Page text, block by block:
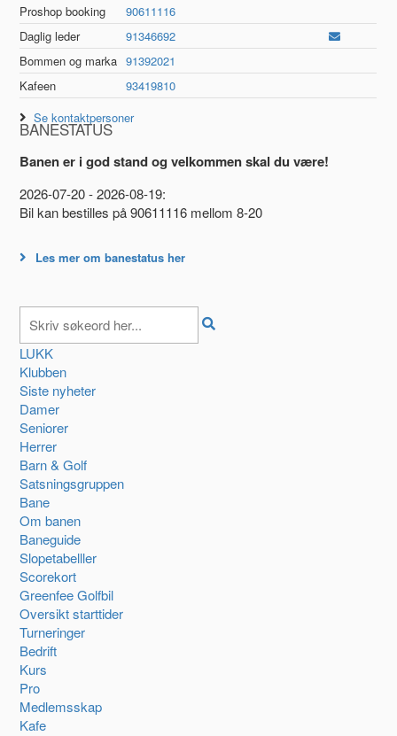
Proshop booking
90611116
Daglig leder
91346692
Bommen og marka 91392021
Kafeen
93419810
Se kontaktpersoner
BANESTATUS
Banen er i god stand og velkommen skal du være!
2026-07-20 - 2026-08-19:
Bil kan bestilles på 90611116 mellom 8-20
Les mer om banestatus her
LUKK
Klubben
Siste nyheter
Damer
Seniorer
Herrer
Barn & Golf
Satsningsgruppen
Bane
Om banen
Baneguide
Slopetabelller
Scorekort
Greenfee Golfbil
Oversikt starttider
Turneringer
Bedrift
Kurs
Pro
Medlemsskap
Kafe